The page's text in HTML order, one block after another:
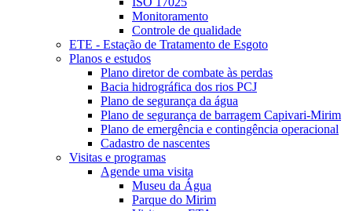
Monitoramento
Controle de qualidade
ETE - Estação de Tratamento de Esgoto
Planos e estudos
Plano diretor de combate às perdas
Bacia hidrográfica dos rios PCJ
Plano de segurança da água
Plano de segurança de barragem Capivari-Mirim
Plano de emergência e contingência operacional
Cadastro de nascentes
Visitas e programas
Agende uma visita
Museu da Água
Parque do Mirim